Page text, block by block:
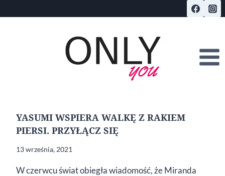
do
YASUMI WSPIERA WALKĘ Z RAKIEM
PIERSI. PRZYŁĄCZ SIĘ
13 września, 2021
W czerwcu świat obiegła wiadomość, że Miranda